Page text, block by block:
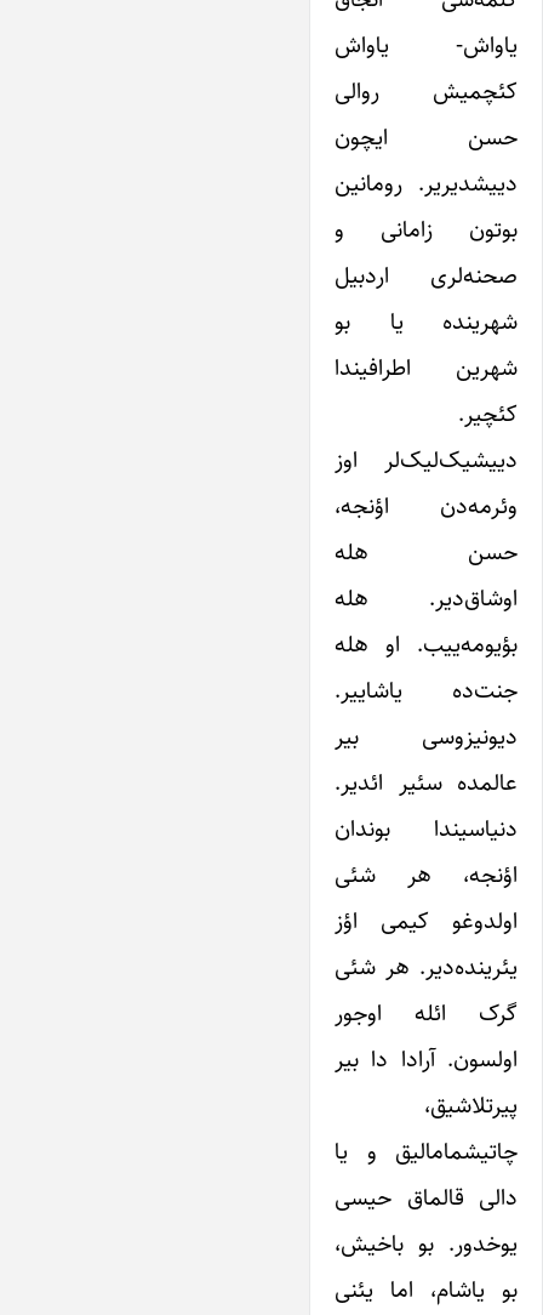
یاواش- یاواش
کئچمیش روالی
حسن ایچون
دییشدیریر. رومانین
بوتون زامانی و
صحنه‌لری اردبیل
شهرینده یا بو
شهرین اطرافیندا
کئچیر.
دییشیک‌لیک‌لر اوز
وئرمه‌دن اؤنجه،
حسن هله
اوشاق‌دیر. هله
بؤیومه‌ییب. او هله
جنت‌ده یاشاییر.
دیونیزوسی بیر
عالمده سئیر ائدیر.
دنیاسیندا بوندان
اؤنجه، هر شئی
اولدوغو کیمی اؤز
یئرینده‌دیر. هر شئی
گرک ائله اوجور
اولسون. آرادا دا بیر
پیرتلاشیق،
چاتیشمامالیق و یا
دالی قالماق حیسی
یوخدور. بو باخیش،
بو یاشام، اما یئنی